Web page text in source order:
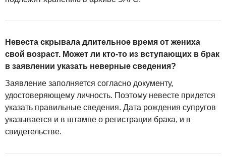
Невеста скрывала длительное время от жениха
свой возраст. Может ли кто-то из вступающих в брак
в заявлении указать неверные сведения?
Заявление заполняется согласно документу,
удостоверяющему личность. Поэтому невесте придется
указать правильные сведения. Дата рождения супругов
указывается и в штампе о регистрации брака, и в
свидетельстве.